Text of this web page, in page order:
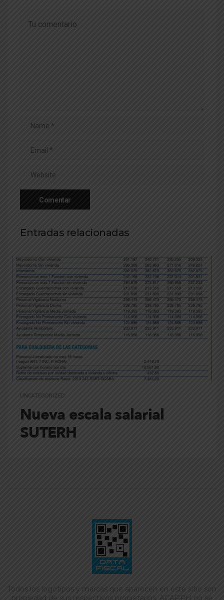
Entradas relacionadas
UNCATEGORIZED
Nueva escala salarial
SUTERH
Todos los logotipos y marcas que aparecen en este sitio son
propiedad de sus respectivos propietarios. ACAPPH no se